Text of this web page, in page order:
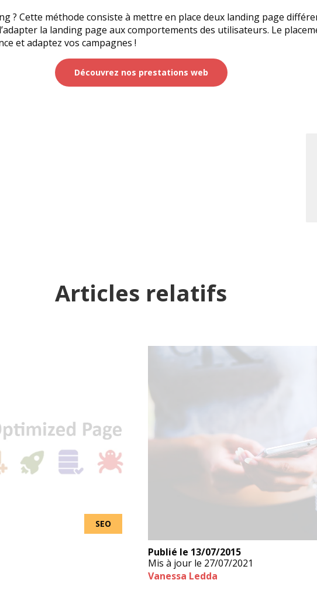
? Cette méthode consiste à mettre en place deux landing page
la landing page aux comportements des utilisateurs. Le
et adaptez vos campagnes !
Découvrez nos prestations web
Articles relatifs
SEO
Publié le 13/07/2015
Mis à jour le 27/07/2021
Vanessa Ledda